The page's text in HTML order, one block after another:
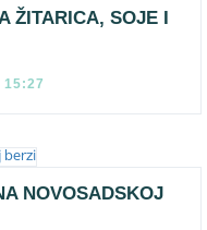
ŽITARICA, SOJE I
NOVOSADSKOJ